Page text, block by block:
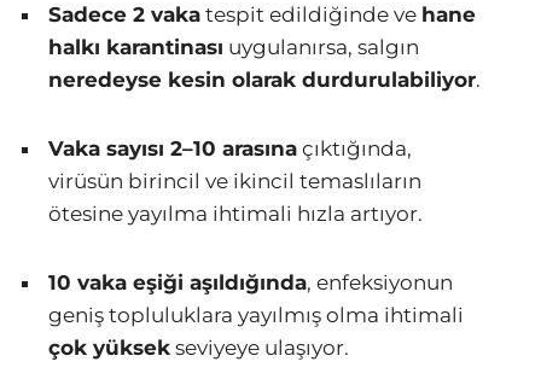
Sadece 2 vaka tespit edildiğinde ve hane
halkı karantinası uygulanırsa, salgın
neredeyse kesin olarak durdurulabiliyor.
Vaka sayısı 2–10 arasına çıktığında,
virüsün birincil ve ikincil temaslıların
ötesine yayılma ihtimali hızla artıyor.
10 vaka eşiği aşıldığında, enfeksiyonun
geniş topluluklara yayılmış olma ihtimali
çok yüksek seviyeye ulaşıyor.